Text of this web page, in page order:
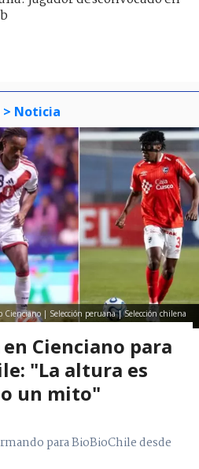
> Noticia
Cienciano | Selección peruana | Selección chilena
Cienciano para
"La altura es
un mito"
para BioBioChile desde